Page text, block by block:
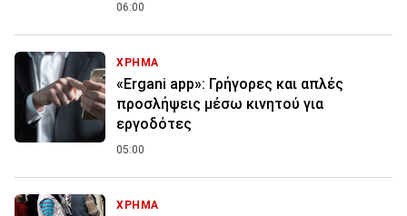
06:00
ΧΡΗΜΑ
«Ergani app»: Γρήγορες και απλές
προσλήψεις μέσω κινητού για
εργοδότες
05:00
ΧΡΗΜΑ